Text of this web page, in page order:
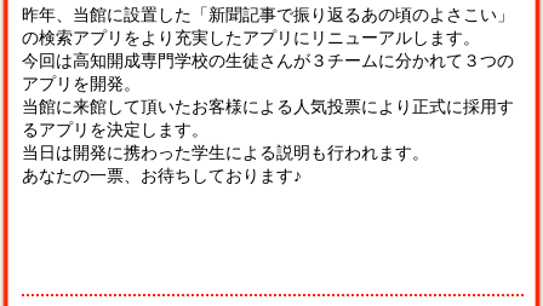
昨年、当館に設置した「新聞記事で振り返るあの頃のよさこい」
の検索アプリをより充実したアプリにリニューアルします。
今回は高知開成専門学校の生徒さんが３チームに分かれて３つの
アプリを開発。
当館に来館して頂いたお客様による人気投票により正式に採用す
るアプリを決定します。
当日は開発に携わった学生による説明も行われます。
あなたの一票、お待ちしております♪